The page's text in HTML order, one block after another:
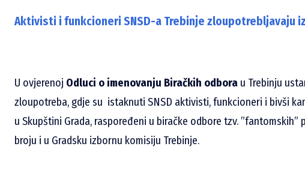
Aktivisti i funkcioneri SNSD-a Trebinje zloupotrebljavaju
U ovjerenoj Odluci o imenovanju Biračkih odbora u Trebinju
zloupotreba, gdje su istaknuti SNSD aktivisti, funkcioneri i bivši
u Skupštini Grada, raspoređeni u biračke odbore tzv.
broju i u Gradsku izbornu komisiju Trebinje.